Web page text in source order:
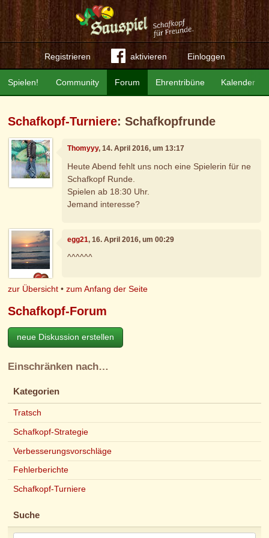
Registrieren aktivieren Einloggen
Community Forum Ehrentribüne Kalender
Spielen!
Schafkopf-Turniere: Schafkopfrunde
Thomyyy, 14. April 2016, um 13:17
Heute Abend fehlt uns noch eine Spielerin für ne
Schafkopf Runde.
Spielen ab 18:30 Uhr.
Jemand interesse?
egg21, 16. April 2016, um 00:29
^^^^^^
zur Übersicht •zum Anfang der Seite
Schafkopf-Forum
neue Diskussion erstellen
Einschränken nach…
Kategorien
Tratsch
Schafkopf-Strategie
Verbesserungsvorschläge
Fehlerberichte
Schafkopf-Turniere
Suche